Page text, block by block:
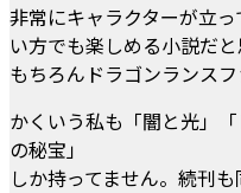
非常にキャラクターが立
い方でも楽しめる小説だと
もちろんドラゴンランスフ
かくいう私も「闇と光」
の秘宝」
しか持ってません。続刊